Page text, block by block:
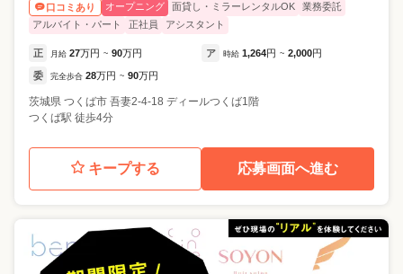
口コミあり
オープニング 面貸し・ミラーレンタルOK
業務委託
アルバイト・パート
正社員 アシスタント
正 月給 27万円 ~ 90万円 ア 時給 1,264円 ~ 2,000円
委 完全歩合 28万円 ~ 90万円
茨城県 つくば市 吾妻2-4-18 ディールつくば1階
つくば駅 徒歩4分
キープする 応募画面へ進む